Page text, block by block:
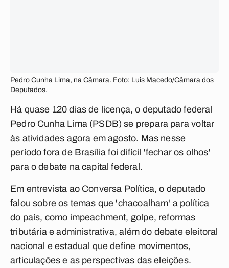
Pedro Cunha Lima, na Câmara. Foto: Luis Macedo/Câmara dos
Deputados.
Há quase 120 dias de licença, o deputado federal
Pedro Cunha Lima (PSDB) se prepara para voltar
às atividades agora em agosto. Mas nesse
período fora de Brasília foi difícil 'fechar os olhos'
para o debate na capital federal.
Em entrevista ao Conversa Política, o deputado
falou sobre os temas que 'chacoalham' a política
do país, como impeachment, golpe, reformas
tributária e administrativa, além do debate eleitoral
nacional e estadual que define movimentos,
articulações e as perspectivas das eleições.